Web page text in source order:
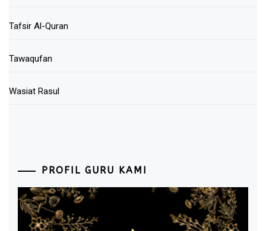
Tafsir Al-Quran
Tawaqufan
Wasiat Rasul
PROFIL GURU KAMI